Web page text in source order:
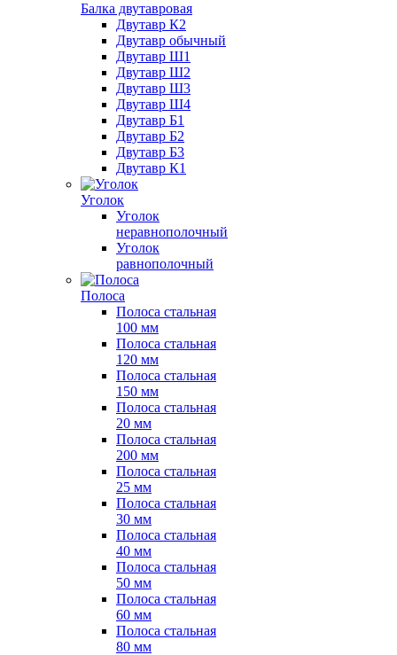
Балка двутавровая
Двутавр К2
Двутавр обычный
Двутавр Ш1
Двутавр Ш2
Двутавр Ш3
Двутавр Ш4
Двутавр Б1
Двутавр Б2
Двутавр Б3
Двутавр К1
Уголок
Уголок
неравнополочный
Уголок
равнополочный
Полоса
Полоса стальная
100 мм
Полоса стальная
120 мм
Полоса стальная
150 мм
Полоса стальная
20 мм
Полоса стальная
200 мм
Полоса стальная
25 мм
Полоса стальная
30 мм
Полоса стальная
40 мм
Полоса стальная
50 мм
Полоса стальная
60 мм
Полоса стальная
80 мм